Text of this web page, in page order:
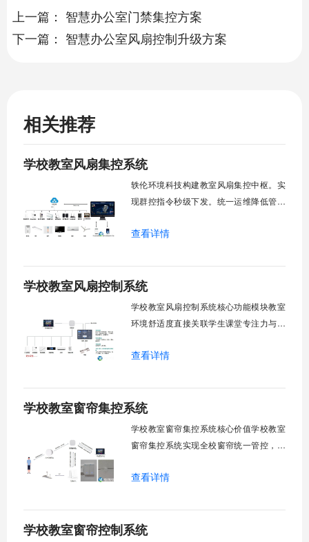
上一篇： 智慧办公室门禁集控方案
下一篇： 智慧办公室风扇控制升级方案
相关推荐
学校教室风扇集控系统
轶伦环境科技构建教室风扇集控中枢。实
现群控指令秒级下发。统一运维降低管理
巡检盲区。保障教学环境温湿度适宜。数
块清单：远程集中控制。智能定时调度。
环境自适应调节。能耗监测统计。故障预
查看详情
学校教室风扇控制系统
学校教室风扇控制系统核心功能模块教室
环境舒适度直接关联学生课堂专注力与学
领域，打造教室风扇控制系统，实现温度
分组联动、安全防护六大模块一体化运
行，为学校提供精细化风扇管理方案。
查看详情
学校教室窗帘集控系统
学校教室窗帘集控系统核心价值学校教室
窗帘集控系统实现全校窗帘统一管控，提
能化改造后，一键完成全校窗帘开合，节
生视力健康，营造舒适教学环境。节能减
排效果显著，延长窗帘使用寿命，降低学
查看详情
学校教室窗帘控制系统